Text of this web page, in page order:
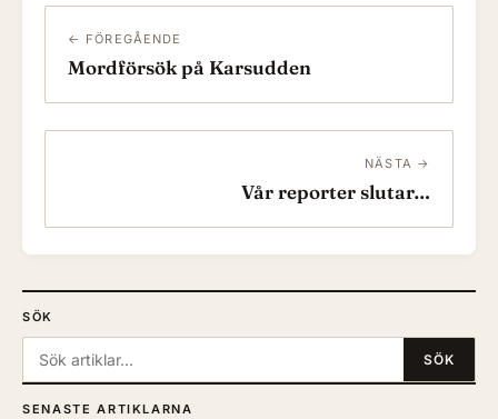
← FÖREGÅENDE
Mordförsök på Karsudden
NÄSTA →
Vår reporter slutar…
SÖK
Sök: SÖK
SENASTE ARTIKLARNA